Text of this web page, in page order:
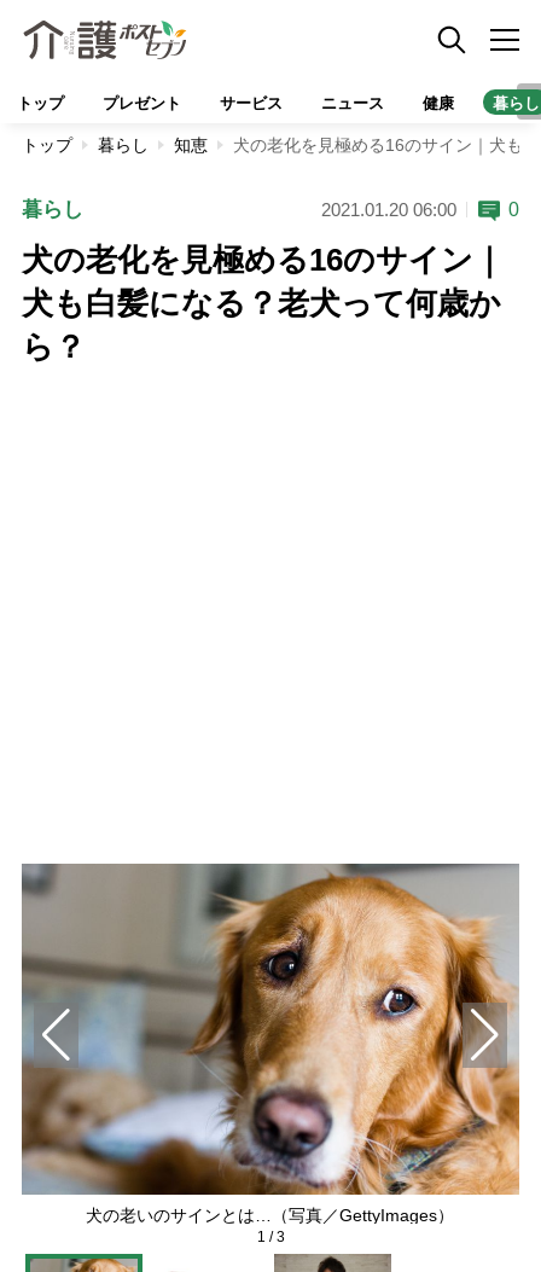
トップ プレゼント サービス ニュース 健康 暮らし
トップ 暮らし 知恵 犬の老化を見極める16のサイン｜犬も
暮らし 2021.01.20 06:00 0
犬の老化を見極める16のサイン｜
犬も白髪になる？老犬って何歳か
ら？
犬の老いのサインとは…（写真／GettyImages）
1 /3